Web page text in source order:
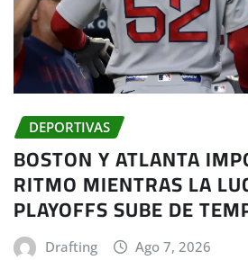
DEPORTIVAS
BOSTON Y ATLANTA
RITMO MIENTRAS LA
PLAYOFFS SUBE DE
Drafting Ago 7, 2026